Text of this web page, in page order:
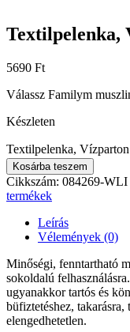
5690 Ft
Válassz Familym
Készleten
Textilpelenka,
Kosárba teszem
Cikkszám: 084269-WLI
termékek
Leírás
Vélemények (0)
Minőségi, fenntartható
sokoldalú
ugyanakkor tartós és
büfiztetéshez,
elengedhetetlen.